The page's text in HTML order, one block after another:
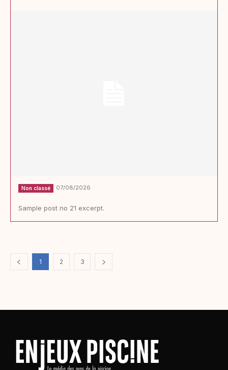
Non classé 07/08/2026
Sample post no 21 excerpt.
1 2 3